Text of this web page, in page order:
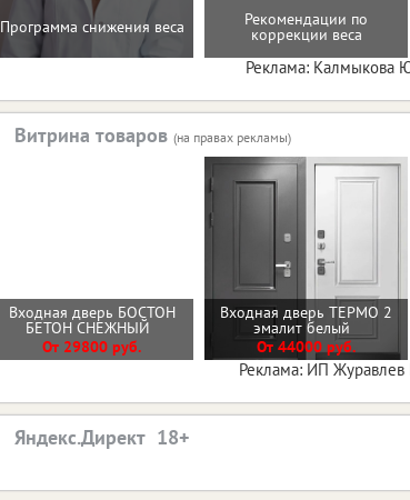
Программа снижения веса Рекомендации по
коррекции веса
Реклама: Калмыкова
Витрина товаров (на правах рекламы)
Входная дверь БОСТОН
БЕТОН СНЕЖНЫЙ
От 29800 руб.
Входная дверь ТЕРМО 2
эмалит белый
От 44000 руб.
Реклама: ИП
Яндекс.Директ